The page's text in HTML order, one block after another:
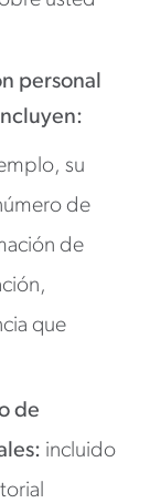
personal
su
de
de
que
de
incluido